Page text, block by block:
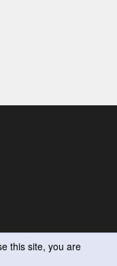
this site, you are